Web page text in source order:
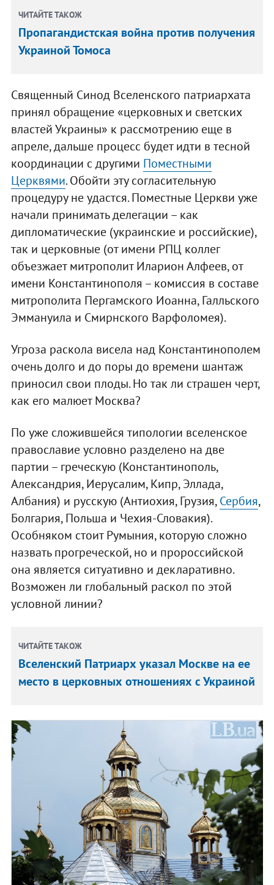
ЧИТАЙТЕ ТАКОЖ
Пропагандистская война против получения
Украиной Томоса
Священный Синод Вселенского патриархата
принял обращение «церковных и светских
властей Украины» к рассмотрению еще в
апреле, дальше процесс будет идти в тесной
координации с другими Поместными
Церквями. Обойти эту согласительную
процедуру не удастся. Поместные Церкви уже
начали принимать делегации – как
дипломатические (украинские и российские),
так и церковные (от имени РПЦ коллег
объезжает митрополит Иларион Алфеев, от
имени Константинополя – комиссия в составе
митрополита Пергамского Иоанна, Галльского
Эммануила и Смирнского Варфоломея).
Угроза раскола висела над Константинополем
очень долго и до поры до времени шантаж
приносил свои плоды. Но так ли страшен черт,
как его малюет Москва?
По уже сложившейся типологии вселенское
православие условно разделено на две
партии – греческую (Константинополь,
Александрия, Иерусалим, Кипр, Эллада,
Албания) и русскую (Антиохия, Грузия,Сербия,
Болгария, Польша и Чехия-Словакия).
Особняком стоит Румыния, которую сложно
назвать прогреческой, но и пророссийской
она является ситуативно и декларативно.
Возможен ли глобальный раскол по этой
условной линии?
ЧИТАЙТЕ ТАКОЖ
Вселенский Патриарх указал Москве на ее
место в церковных отношениях с Украиной